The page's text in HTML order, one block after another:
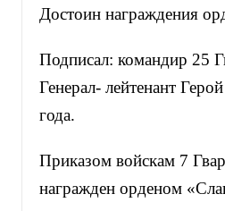
Достоин награждения
Подписал: командир 25
Генерал- лейтенант
года.
Приказом войскам 7
награжден орденом